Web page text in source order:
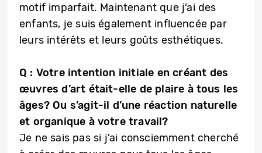
motif imparfait. Maintenant que j’ai des
enfants, je suis également influencée par
leurs intérêts et leurs goûts esthétiques.
Q : Votre intention initiale en créant des
œuvres d’art était-elle de plaire à tous les
âges? Ou s’agit-il d’une réaction naturelle
et organique à votre travail?
Je ne sais pas si j’ai consciemment cherché